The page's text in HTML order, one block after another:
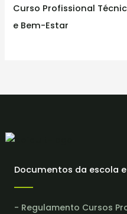
Curso Profissional
e Bem-Estar
Documentos da escola
- Regulamento Cursos